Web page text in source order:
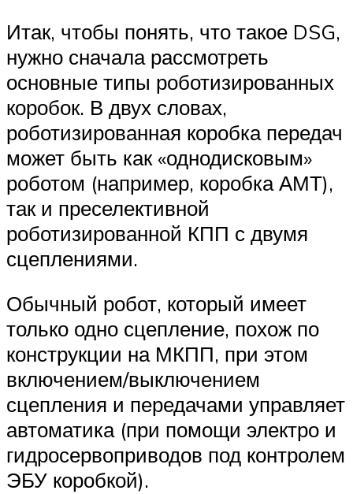
Итак, чтобы понять, что такое DSG,
нужно сначала рассмотреть
основные типы роботизированных
коробок. В двух словах,
роботизированная коробка передач
может быть как «однодисковым»
роботом (например, коробка АМТ),
так и преселективной
роботизированной КПП с двумя
сцеплениями.
Обычный робот, который имеет
только одно сцепление, похож по
конструкции на МКПП, при этом
включением/выключением
сцепления и передачами управляет
автоматика (при помощи электро и
гидросервоприводов под контролем
ЭБУ коробкой).